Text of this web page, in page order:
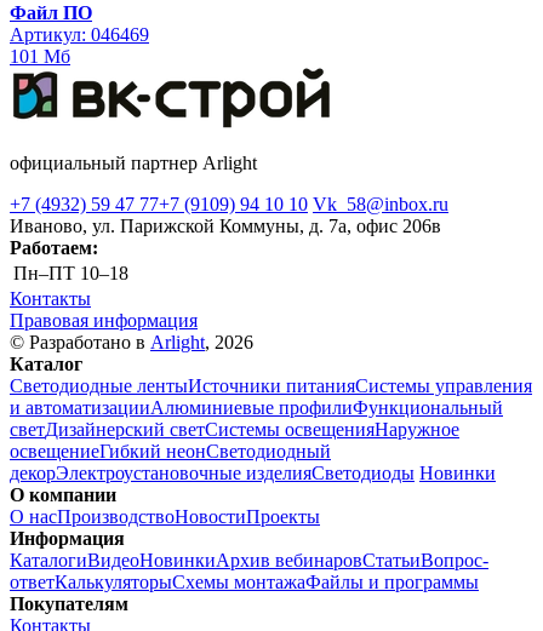
Файл ПО
Артикул: 046469
101 Мб
официальный партнер Arlight
+7 (4932) 59 47 77+7 (9109) 94 10 10 Vk_58@inbox.ru
Иваново, ул. Парижской Коммуны, д. 7а, офис 206в
Работаем:
Пн–ПТ 10–18
Контакты
Правовая информация
© Разработано в Arlight, 2026
Каталог
Светодиодные лентыИсточники питанияСистемы управления
и автоматизацииАлюминиевые профилиФункциональный
светДизайнерский светСистемы освещенияНаружное
освещениеГибкий неонСветодиодный
декорЭлектроустановочные изделияСветодиоды Новинки
О компании
О насПроизводствоНовостиПроекты
Информация
КаталогиВидеоНовинкиАрхив вебинаровСтатьиВопрос-
ответКалькуляторыСхемы монтажаФайлы и программы
Покупателям
Контакты